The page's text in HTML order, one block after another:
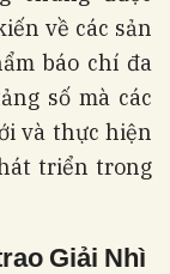
về các sản
báo chí đa
số mà các
và thực hiện
triển trong
Giải Nhì